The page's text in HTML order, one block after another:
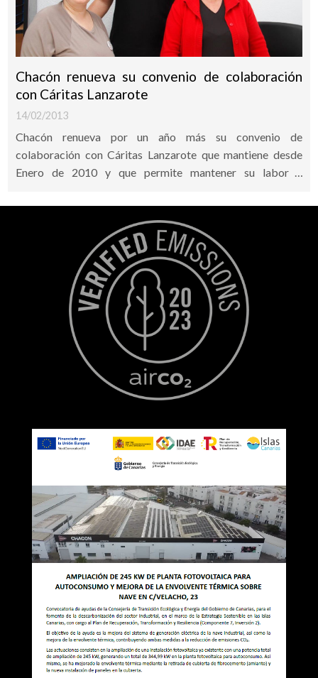
Chacón renueva su convenio de colaboración
con Cáritas Lanzarote
14/02/2013
Chacón renueva por un año más su convenio de
colaboración con Cáritas Lanzarote que mantiene desde
Enero de 2010 y que permite mantener su labor y